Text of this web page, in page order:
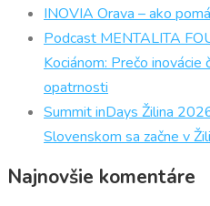
INOVIA Orava – ako
Podcast MENTALITA
Kociánom: Prečo inovácie
opatrnosti
Summit inDays Žilina
Slovenskom sa začne v
Najnovšie komentáre